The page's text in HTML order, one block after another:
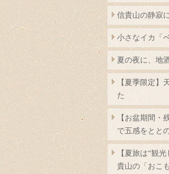
信貴山の静寂
小さなイカ「
夏の夜に、地
【夏季限定】
た
【お盆期間・
で五感をとと
【夏旅は“観
貴山の「おこ